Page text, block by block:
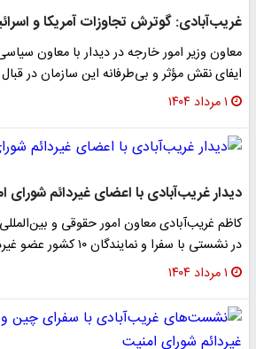
غریب‌آبادی: گوترش تجاوزات آمریکا و
معاون وزیر امور خارجه در دیدار با معاون
ایفای نقش مؤثر و بی‌طرفانه این سازمان در
دیدار غریب‌آبادی با اعضای غیردائم شورای
کاظم غریب‌آبادی معاون امور حقوقی و بین‌المللی
در نشستی با سفرا و نمایندگان ۱۰ کشور عضو غیردائم…